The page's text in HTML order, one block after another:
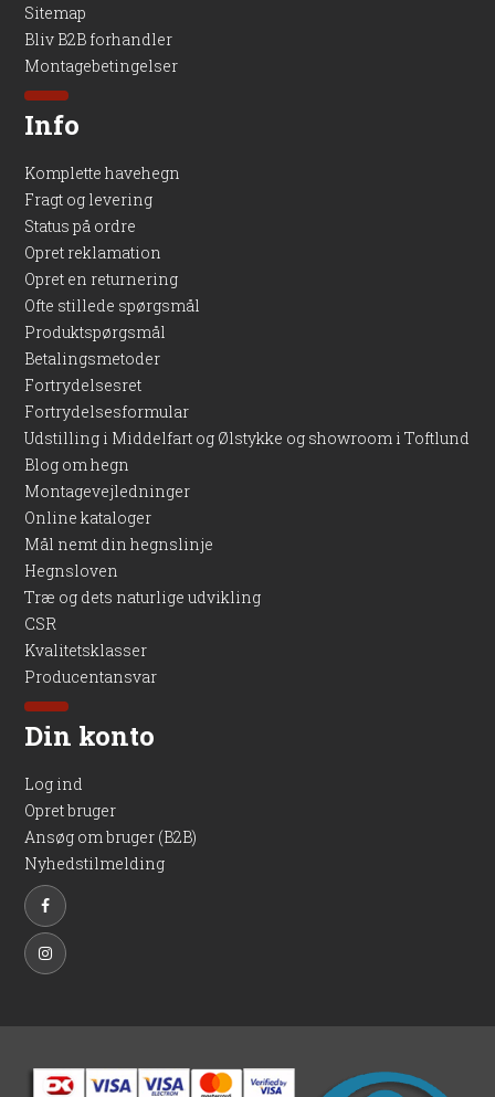
Sitemap
Bliv B2B forhandler
Montagebetingelser
Info
Komplette havehegn
Fragt og levering
Status på ordre
Opret reklamation
Opret en returnering
Ofte stillede spørgsmål
Produktspørgsmål
Betalingsmetoder
Fortrydelsesret
Fortrydelsesformular
Udstilling i Middelfart og Ølstykke og showroom i Toftlund
Blog om hegn
Montagevejledninger
Online kataloger
Mål nemt din hegnslinje
Hegnsloven
Træ og dets naturlige udvikling
CSR
Kvalitetsklasser
Producentansvar
Din konto
Log ind
Opret bruger
Ansøg om bruger (B2B)
Nyhedstilmelding